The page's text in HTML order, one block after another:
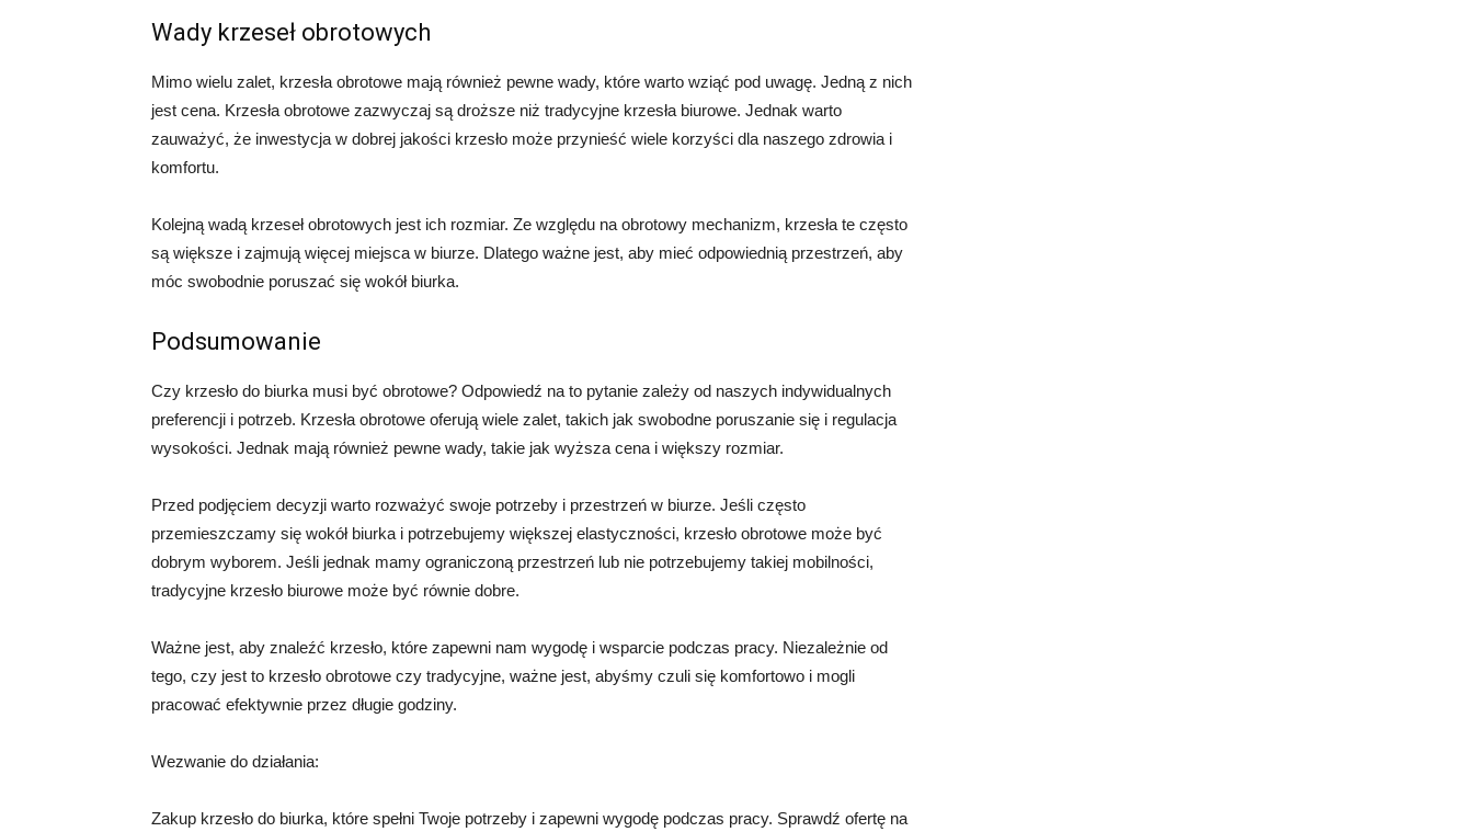
Wady krzeseł obrotowych
Mimo wielu zalet, krzesła obrotowe mają również pewne wady, które warto wziąć pod uwagę. Jedną z nich
jest cena. Krzesła obrotowe zazwyczaj są droższe niż tradycyjne krzesła biurowe. Jednak warto
zauważyć, że inwestycja w dobrej jakości krzesło może przynieść wiele korzyści dla naszego zdrowia i
komfortu.
Kolejną wadą krzeseł obrotowych jest ich rozmiar. Ze względu na obrotowy mechanizm, krzesła te często
są większe i zajmują więcej miejsca w biurze. Dlatego ważne jest, aby mieć odpowiednią przestrzeń, aby
móc swobodnie poruszać się wokół biurka.
Podsumowanie
Czy krzesło do biurka musi być obrotowe? Odpowiedź na to pytanie zależy od naszych indywidualnych
preferencji i potrzeb. Krzesła obrotowe oferują wiele zalet, takich jak swobodne poruszanie się i regulacja
wysokości. Jednak mają również pewne wady, takie jak wyższa cena i większy rozmiar.
Przed podjęciem decyzji warto rozważyć swoje potrzeby i przestrzeń w biurze. Jeśli często
przemieszczamy się wokół biurka i potrzebujemy większej elastyczności, krzesło obrotowe może być
dobrym wyborem. Jeśli jednak mamy ograniczoną przestrzeń lub nie potrzebujemy takiej mobilności,
tradycyjne krzesło biurowe może być równie dobre.
Ważne jest, aby znaleźć krzesło, które zapewni nam wygodę i wsparcie podczas pracy. Niezależnie od
tego, czy jest to krzesło obrotowe czy tradycyjne, ważne jest, abyśmy czuli się komfortowo i mogli
pracować efektywnie przez długie godziny.
Wezwanie do działania:
Zakup krzesło do biurka, które spełni Twoje potrzeby i zapewni wygodę podczas pracy. Sprawdź ofertę na